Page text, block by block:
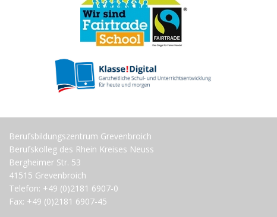
Berufsbildungszentrum Grevenbroich
Berufskolleg des Rhein Kreises Neuss
Bergheimer Str. 53
41515 Grevenbroich
Telefon: +49 (0)2181 6907-0
Fax: +49 (0)2181 6907-45